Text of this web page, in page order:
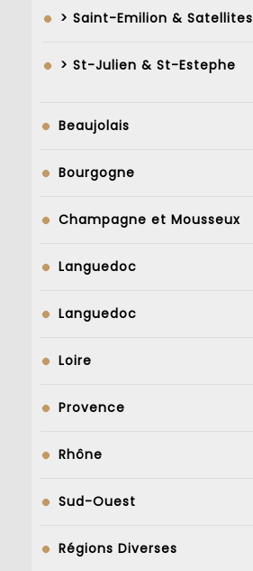
> Saint-Emilion & Satellites
> St-Julien & St-Estephe
Beaujolais
Bourgogne
Champagne et Mousseux
Languedoc
Languedoc
Loire
Provence
Rhône
Sud-Ouest
Régions Diverses